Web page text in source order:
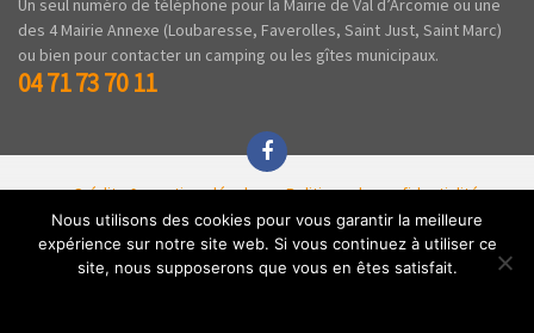
Un seul numéro de téléphone pour la Mairie de Val d’Arcomie ou une
des 4 Mairie Annexe (Loubaresse, Faverolles, Saint Just, Saint Marc)
ou bien pour contacter un camping ou les gîtes municipaux.
04 71 73 70 11
Crédits & mentions légales
Politique de confidentialité
Espace privé
Copyright © 2020 Commune de Val d'Arcomie - Tous droits réservés - Par l'Agence
Z'.
Nous utilisons des cookies pour vous garantir la meilleure
expérience sur notre site web. Si vous continuez à utiliser ce
site, nous supposerons que vous en êtes satisfait.